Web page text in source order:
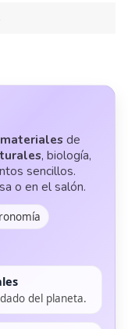
de
, biología,
sencillos.
o en el salón.
del planeta.